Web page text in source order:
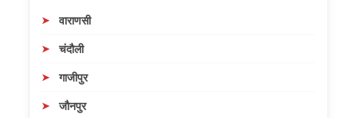
वाराणसी
चंदौली
गाजीपुर
जौनपुर